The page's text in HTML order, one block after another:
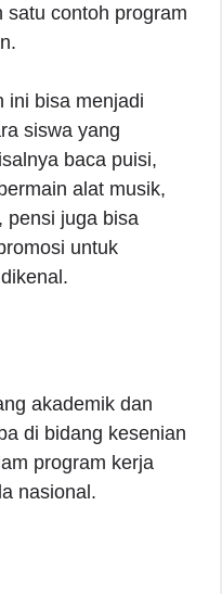
satu contoh program
ini bisa menjadi
siswa yang
baca puisi,
alat musik,
pensi juga bisa
untuk
akademik dan
di bidang kesenian
program kerja
nasional.